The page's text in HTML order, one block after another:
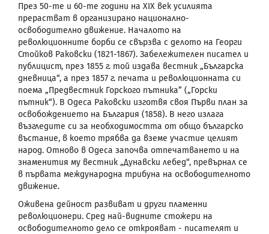
През 50-те и 60-те години на XIX век усилията
прерастват в организирано национално-
освободително движение. Началото на
революционните борби се свързва с делото на Георги
Стойков Раковски (1821-1867). Забележителен писател и
публицист, през 1855 г. той издава вестник „Българска
дневница“, а през 1857 г. печата и революционната си
поема „Предвестник Горского пътника” („Горски
пътник“). В Одеса Раковски изготвя своя Първи план за
освобождението на България (1858). В него излага
възгледите си за необходимостта от общо българско
въстание, в което трябва да вземе участие целият
народ. Отново в Одеса започва отпечатването и на
знаменития му вестник „Дунавски лебед“, превърнал се
в първата международна трибуна на освободителното
движение.
Оживена дейност развиват и други пламенни
революционери. Сред най-видните стожери на
освободителното дело се открояват - писателят и